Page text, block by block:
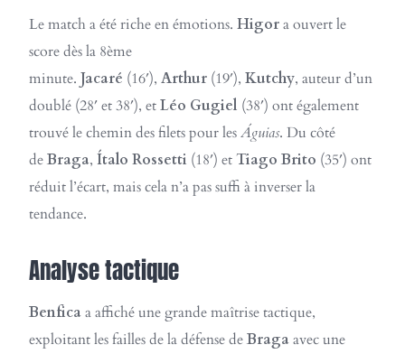
Le match a été riche en émotions. Higora ouvert le
score dès la 8ème
minute. Jacaré (16′), Arthur (19′), Kutchy, auteur d’un
doublé (28′ et 38′), etLéo Gugiel (38′) ont également
trouvé le chemin des filets pour lesÁguias. Du côté
deBraga, Ítalo Rossetti (18′) etTiago Brito (35′) ont
réduit l’écart, mais cela n’a pas suffi à inverser la
tendance.
Analyse tactique
Benficaa affiché une grande maîtrise tactique,
exploitant les failles de la défense deBragaavec une